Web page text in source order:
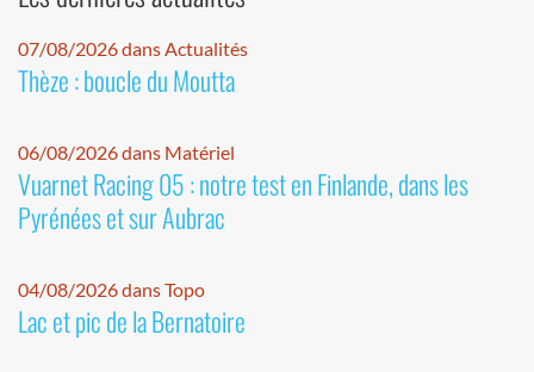
07/08/2026 dans Actualités
Thèze : boucle du Moutta
06/08/2026 dans Matériel
Vuarnet Racing 05 : notre test en Finlande, dans les
Pyrénées et sur Aubrac
04/08/2026 dans Topo
Lac et pic de la Bernatoire